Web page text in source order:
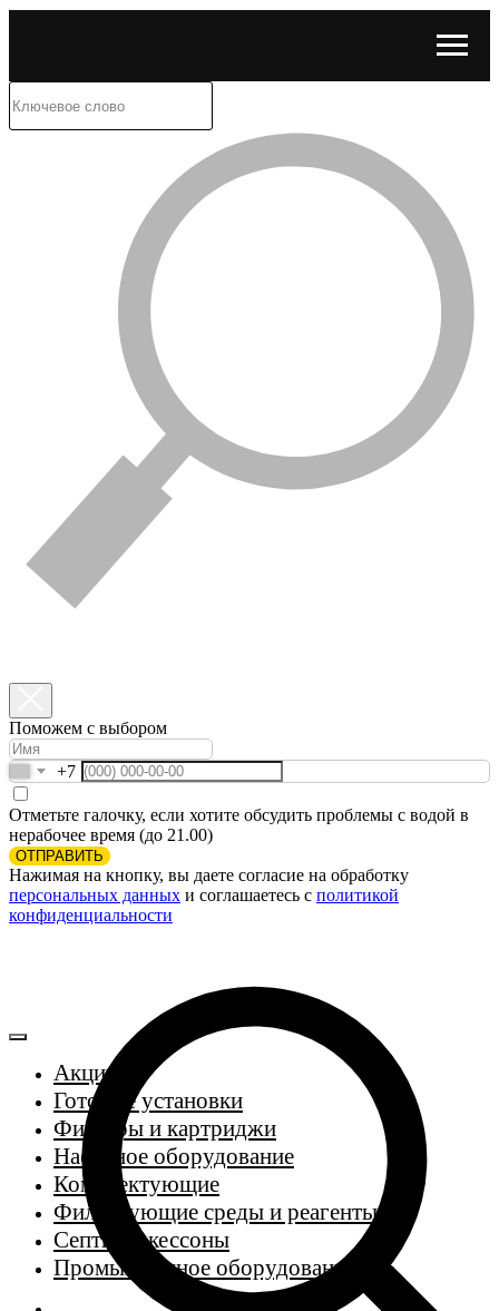
Поможем с выбором
+7
Отметьте галочку, если хотите обсудить проблемы с водой в
нерабочее время (до 21.00)
ОТПРАВИТЬ
Нажимая на кнопку, вы даете согласие на обработку
персональных данных и соглашаетесь c политикой
конфиденциальности
Акции
Готовые установки
Фильтры и картриджи
Насосное оборудование
Комплектующие
Фильтрующие среды и реагенты
Септики, кессоны
Промышленное оборудование